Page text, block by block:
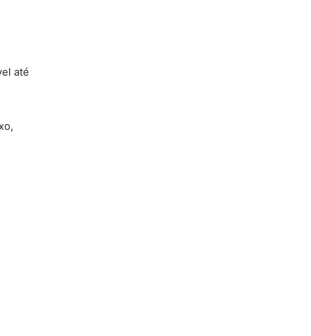
até